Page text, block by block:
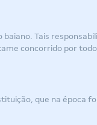
Tais
concorrido por
que na época